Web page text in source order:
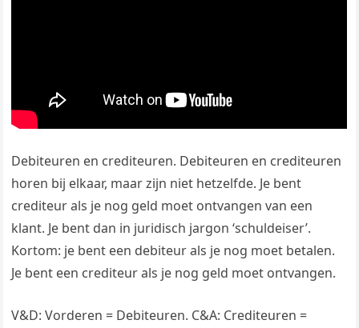
Debiteuren en crediteuren. Debiteuren en crediteuren
horen bij elkaar, maar zijn niet hetzelfde. Je bent
crediteur als je nog geld moet ontvangen van een
klant. Je bent dan in juridisch jargon ‘schuldeiser’.
Kortom: je bent een debiteur als je nog moet betalen.
Je bent een crediteur als je nog geld moet ontvangen.
V&D: Vorderen = Debiteuren. C&A: Crediteuren =